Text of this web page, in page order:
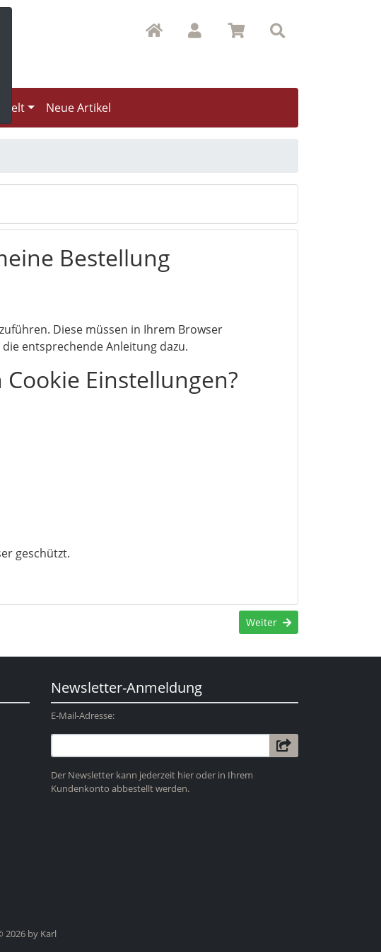
Neue Artikel
Bestellung
Diese müssen in Ihrem Browser
entsprechende Anleitung dazu.
Einstellungen?
geschützt.
Weiter
Newsletter-Anmeldung
E-Mail-Adresse:
Der Newsletter kann jederzeit hier oder in Ihrem
Kundenkonto abbestellt werden.
by Karl